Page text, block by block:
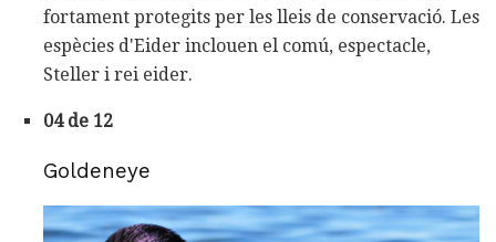
fortament protegits per les lleis de conservació. Les
espècies d'Eider inclouen el comú, espectacle,
Steller i rei eider.
04 de 12
Goldeneye